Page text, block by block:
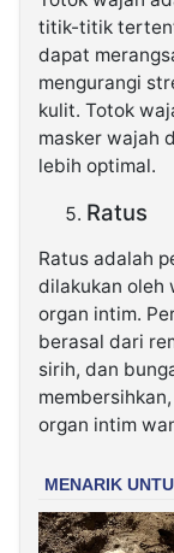
titik-titik
dapat
mengurangi
kulit. Totok
masker wajah
lebih optimal.
Ratus
Ratus adalah
dilakukan oleh
organ intim.
berasal dari
sirih, dan
organ intim